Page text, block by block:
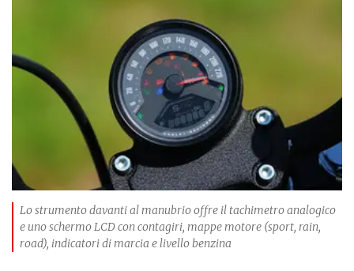
e
Lo strumento davanti al manubrio offre il tachimetro analogico
e uno schermo LCD con contagiri, mappe motore (sport, rain,
road), indicatori di marcia e livello benzina